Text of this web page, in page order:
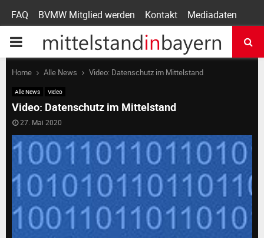
FAQ BVMW Mitglied werden Kontakt Mediadaten
P
R
I
M
A
R
Home Alle News Video: Datenschutz im Mittelstand
Alle News Video
Video: Datenschutz im Mittelstand
27. Mai 2020